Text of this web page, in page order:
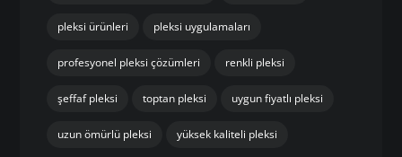
pleksi ürünleri pleksi uygulamaları
profesyonel pleksi çözümleri renkli pleksi
şeffaf pleksi toptan pleksi uygun fiyatlı pleksi
uzun ömürlü pleksi yüksek kaliteli pleksi